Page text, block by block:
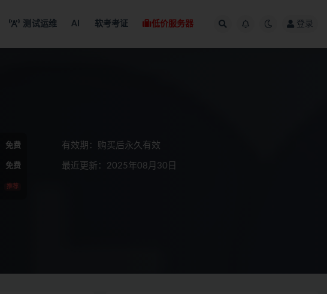
测试运维 AI 软考考证 低价服务器 登录
免费
免费
推荐
有效期：购买后永久有效
最近更新：2025年08月30日